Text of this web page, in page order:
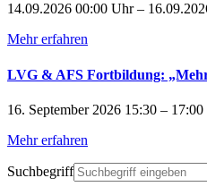
14.09.2026 00:00 Uhr –
Mehr erfahren
LVG & AFS Fortbildung: „Mehr
16. September 2026 15:30 –
Mehr erfahren
Suchbegriff